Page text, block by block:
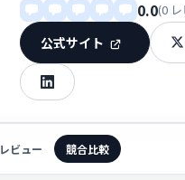
0.0(0
公式サイト
レビュー 競合比較